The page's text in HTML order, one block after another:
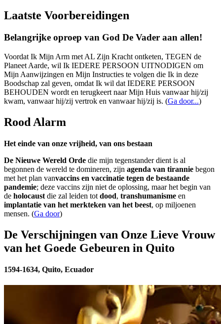
Laatste Voorbereidingen
Belangrijke oproep van God De Vader aan allen!
Voordat Ik Mijn Arm met AL Zijn Kracht ontketen, TEGEN de
Planeet Aarde, wil Ik IEDERE PERSOON UITNODIGEN om
Mijn Aanwijzingen en Mijn Instructies te volgen die Ik in deze
Boodschap zal geven, omdat Ik wil dat IEDERE PERSOON
BEHOUDEN wordt en terugkeert naar Mijn Huis vanwaar hij/zij
kwam, vanwaar hij/zij vertrok en vanwaar hij/zij is. (Ga door...)
Rood Alarm
Het einde van onze vrijheid, van ons bestaan
De Nieuwe Wereld Orde die mijn tegenstander dient is al
begonnen de wereld te domineren, zijn agenda van tirannie begon
met het plan vanvaccins en vaccinatie tegen de bestaande
pandemie; deze vaccins zijn niet de oplossing, maar het begin van
de holocaust die zal leiden tot dood, transhumanisme en
implantatie van het merkteken van het beest, op miljoenen
mensen. (Ga door)
De Verschijningen van Onze Lieve Vrouw
van het Goede Gebeuren in Quito
1594-1634, Quito, Ecuador